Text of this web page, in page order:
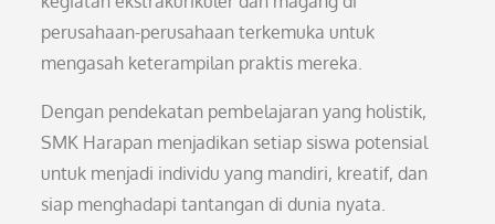
perusahaan-perusahaan terkemuka untuk
mengasah keterampilan praktis mereka.
Dengan pendekatan pembelajaran yang holistik,
SMK Harapan menjadikan setiap siswa potensial
untuk menjadi individu yang mandiri, kreatif, dan
siap menghadapi tantangan di dunia nyata.